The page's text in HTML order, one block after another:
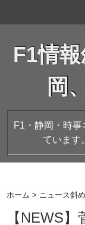
F1情
岡
F1・静岡・時
ています
ホーム > ニュース斜
【NEWS